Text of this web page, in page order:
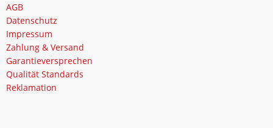
AGB
Datenschutz
Impressum
Zahlung & Versand
Garantieversprechen
Qualität Standards
Reklamation